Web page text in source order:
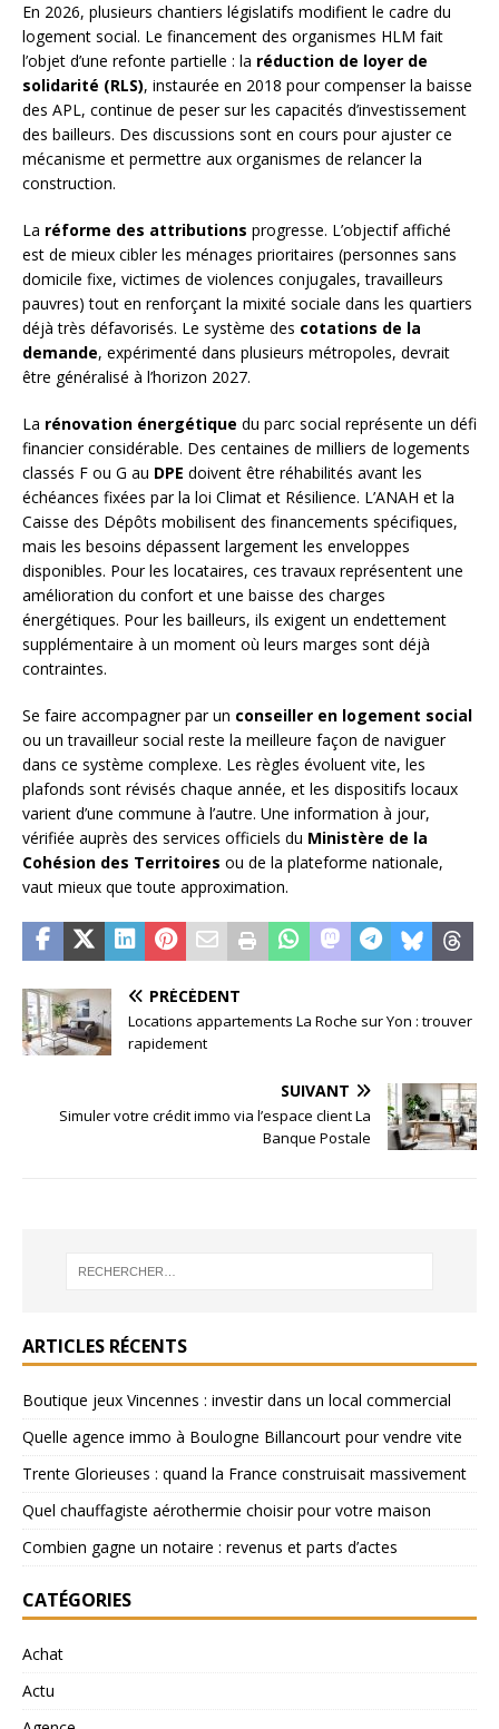
En 2026, plusieurs chantiers législatifs modifient le cadre du
logement social. Le financement des organismes HLM fait
l’objet d’une refonte partielle : la réduction de loyer de
solidarité (RLS), instaurée en 2018 pour compenser la baisse
des APL, continue de peser sur les capacités d’investissement
des bailleurs. Des discussions sont en cours pour ajuster ce
mécanisme et permettre aux organismes de relancer la
construction.
La réforme des attributions progresse. L’objectif affiché
est de mieux cibler les ménages prioritaires (personnes sans
domicile fixe, victimes de violences conjugales, travailleurs
pauvres) tout en renforçant la mixité sociale dans les quartiers
déjà très défavorisés. Le système des cotations de la
demande, expérimenté dans plusieurs métropoles, devrait
être généralisé à l’horizon 2027.
La rénovation énergétique du parc social représente un défi
financier considérable. Des centaines de milliers de logements
classés F ou G au DPE doivent être réhabilités avant les
échéances fixées par la loi Climat et Résilience. L’ANAH et la
Caisse des Dépôts mobilisent des financements spécifiques,
mais les besoins dépassent largement les enveloppes
disponibles. Pour les locataires, ces travaux représentent une
amélioration du confort et une baisse des charges
énergétiques. Pour les bailleurs, ils exigent un endettement
supplémentaire à un moment où leurs marges sont déjà
contraintes.
Se faire accompagner par un conseiller en logement social
ou un travailleur social reste la meilleure façon de naviguer
dans ce système complexe. Les règles évoluent vite, les
plafonds sont révisés chaque année, et les dispositifs locaux
varient d’une commune à l’autre. Une information à jour,
vérifiée auprès des services officiels du Ministère de la
Cohésion des Territoires ou de la plateforme nationale,
vaut mieux que toute approximation.
PRÉCÉDENT
Locations appartements La Roche sur Yon : trouver
rapidement
SUIVANT
Simuler votre crédit immo via l’espace client La
Banque Postale
ARTICLES RÉCENTS
Boutique jeux Vincennes : investir dans un local commercial
Quelle agence immo à Boulogne Billancourt pour vendre vite
Trente Glorieuses : quand la France construisait massivement
Quel chauffagiste aérothermie choisir pour votre maison
Combien gagne un notaire : revenus et parts d’actes
CATÉGORIES
Achat
Actu